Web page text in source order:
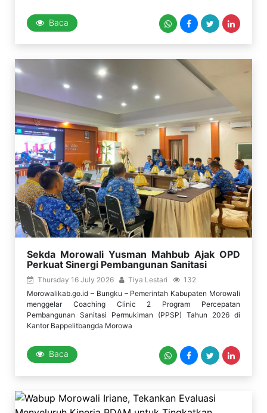
Baca
Sekda Morowali Yusman Mahbub Ajak OPD
Perkuat Sinergi Pembangunan Sanitasi
Thursday 16 July 2026 Tiya Lestari
132
Morowalikab.go.id – Bungku – Pemerintah Kabupaten Morowali
menggelar Coaching Clinic 2 Program Percepatan
Pembangunan Sanitasi Permukiman (PPSP) Tahun 2026 di
Kantor Bappelitbangda Morowa
Baca